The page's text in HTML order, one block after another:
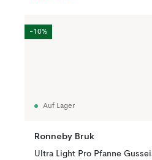
Auf Lager
Ronneby Bruk
-10%